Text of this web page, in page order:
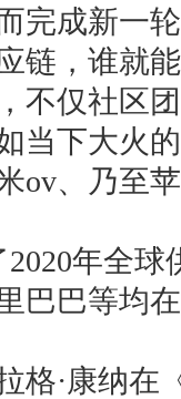
完成新一
链，谁就
不仅社区
当下大火
ov、乃至
年全
巴巴等均
格·康纳在